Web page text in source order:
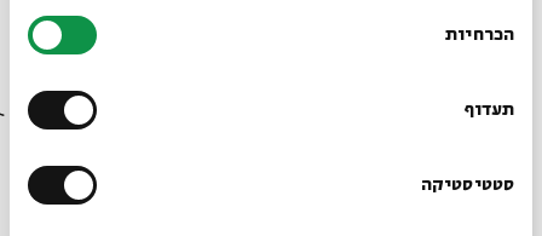
הסכמה
הכרחיות
תעדוף
סטטיסטיקה